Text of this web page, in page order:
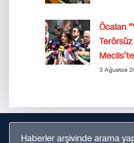
Öcalan
Meclis’te
3 Ağustos
Haberler arşivinde arama